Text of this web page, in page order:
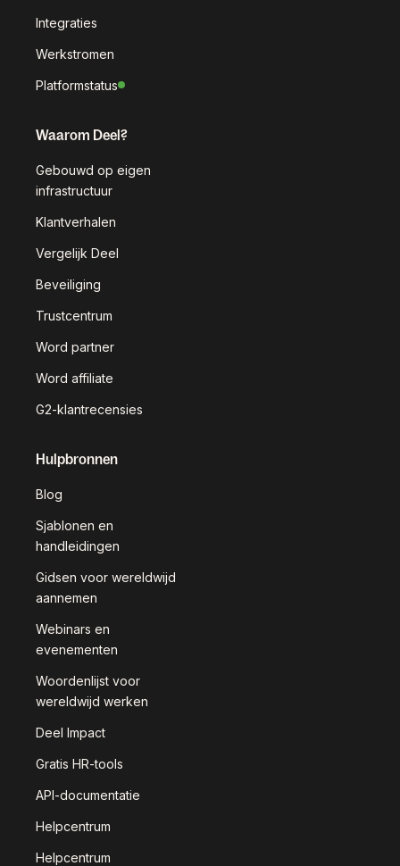
Integraties
Werkstromen
Platformstatus
Waarom Deel?
Gebouwd op eigen
infrastructuur
Klantverhalen
Vergelijk Deel
Beveiliging
Trustcentrum
Word partner
Word affiliate
G2-klantrecensies
Hulpbronnen
Blog
Sjablonen en
handleidingen
Gidsen voor wereldwijd
aannemen
Webinars en
evenementen
Woordenlijst voor
wereldwijd werken
Deel Impact
Gratis HR-tools
API-documentatie
Helpcentrum
Helpcentrum